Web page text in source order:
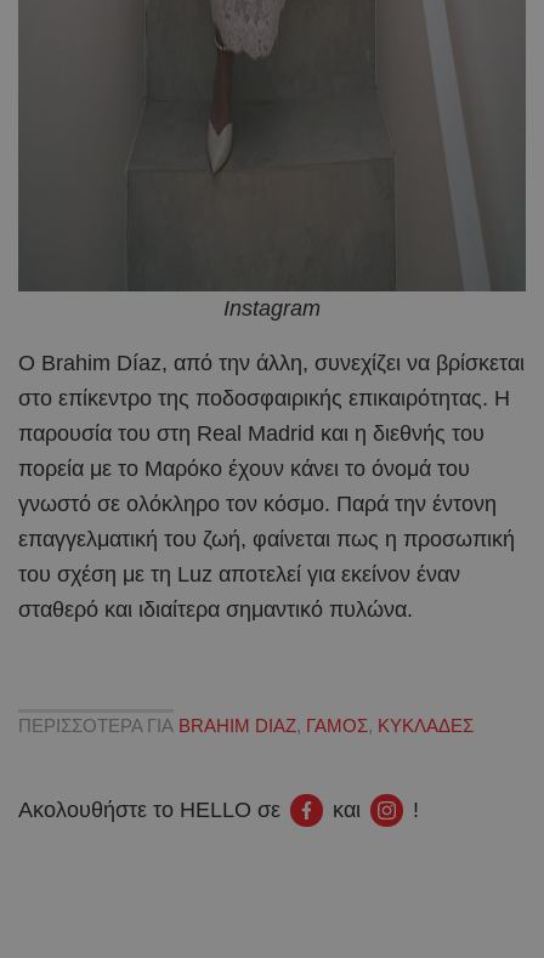
Instagram
Ο Brahim Díaz, από την άλλη, συνεχίζει να βρίσκεται
στο επίκεντρο της ποδοσφαιρικής επικαιρότητας. Η
παρουσία του στη Real Madrid και η διεθνής του
πορεία με το Μαρόκο έχουν κάνει το όνομά του
γνωστό σε ολόκληρο τον κόσμο. Παρά την έντονη
επαγγελματική του ζωή, φαίνεται πως η προσωπική
του σχέση με τη Luz αποτελεί για εκείνον έναν
σταθερό και ιδιαίτερα σημαντικό πυλώνα.
ΠΕΡΙΣΣΟΤΕΡΑ ΓΙΑ BRAHIM DIAZ, ΓΑΜΟΣ, ΚΥΚΛΑΔΕΣ
Ακολουθήστε το HELLO σε και !